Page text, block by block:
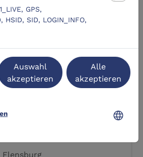
GPS,
HSID, SID, LOGIN_INFO,
Auswahl
akzeptieren
Alle
akzeptieren
language
Flensburg